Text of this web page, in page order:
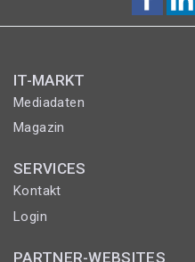
IT-MARKT
Mediadaten
Magazin
SERVICES
Kontakt
Login
PARTNER-WEBSITES